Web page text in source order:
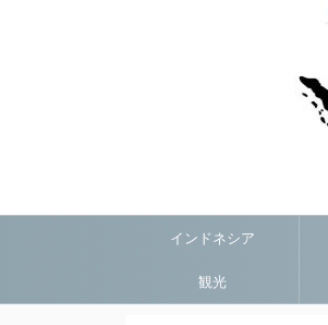
インドネシア
観光